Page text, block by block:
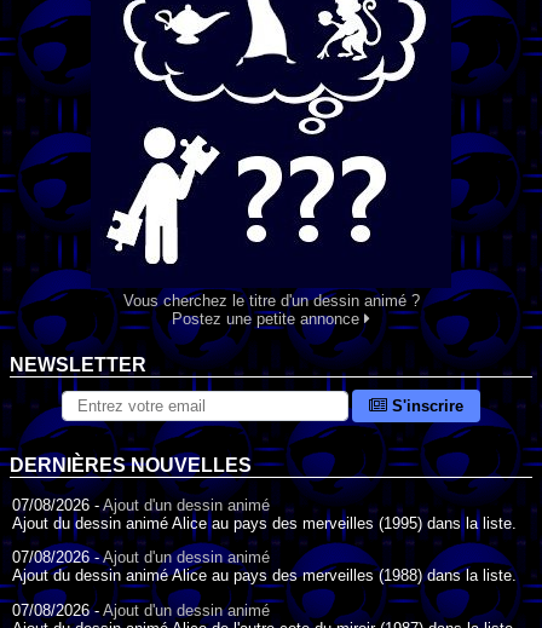
Vous cherchez le titre d'un dessin animé ?
Postez une petite annonce
NEWSLETTER
S'inscrire
DERNIÈRES NOUVELLES
07/08/2026 -Ajout d'un dessin animé
Ajout du dessin animé Alice au pays des merveilles (1995) dans la liste.
07/08/2026 -Ajout d'un dessin animé
Ajout du dessin animé Alice au pays des merveilles (1988) dans la liste.
07/08/2026 -Ajout d'un dessin animé